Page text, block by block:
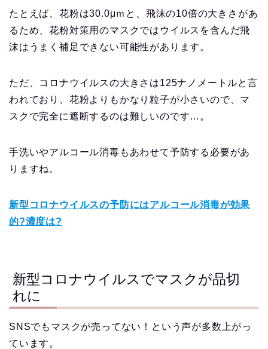
たとえば、花粉は30.0μｍと、飛沫の10倍の大きさがあ
るため、花粉対策用のマスクではウイルスを含んだ飛
沫はうまく補足できない可能性があります。
ただ、コロナウイルスの大きさは125ナノメートルと言
われており、花粉よりもかなり粒子が小さいので、マ
スクで完全に遮断するのは難しいのです…。
手洗いやアルコール消毒もあわせて予防する必要があ
りますね。
新型コロナウイルスの予防にはアルコール消毒が効果
的?濃度は?
新型コロナウイルスでマスクが品切
れに
SNSでもマスクが売ってない！という声が多数上がっ
ています。